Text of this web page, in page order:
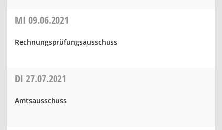
MI 09.06.2021
Rechnungsprüfungsausschuss
DI 27.07.2021
Amtsausschuss